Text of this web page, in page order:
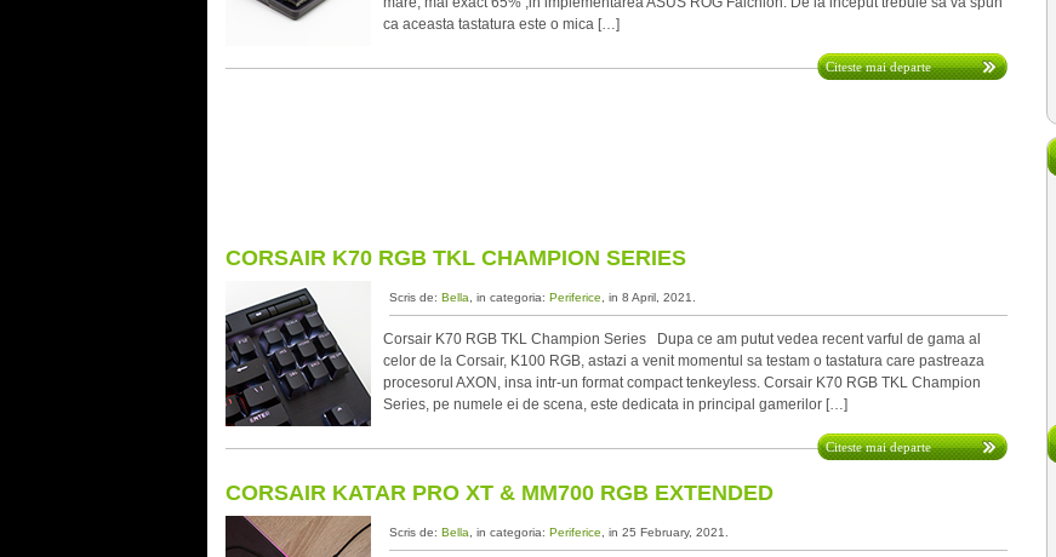
ca aceasta tastatura este o mica […]
Citeste mai departe
CORSAIR K70 RGB TKL CHAMPION SERIES
Scris de: Bella , in categoria: Periferice , in 8 April, 2021.
Corsair K70 RGB TKL Champion Series Dupa ce am putut vedea recent varful de gama al
celor de la Corsair, K100 RGB, astazi a venit momentul sa testam o tastatura care pastreaza
procesorul AXON, insa intr-un format compact tenkeyless. Corsair K70 RGB TKL Champion
Series, pe numele ei de scena, este dedicata in principal gamerilor […]
Citeste mai departe
CORSAIR KATAR PRO XT & MM700 RGB EXTENDED
Scris de: Bella , in categoria: Periferice , in 25 February, 2021.